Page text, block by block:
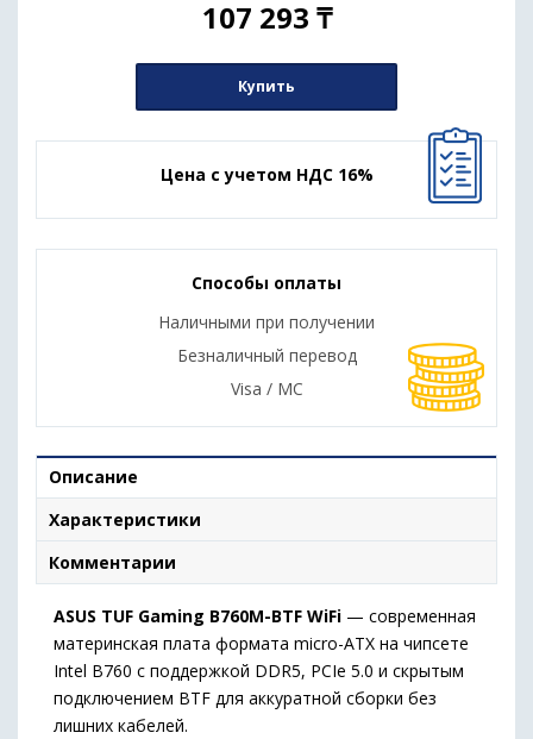
107 293 ₸
Купить
Цена с учетом НДС 16%
Способы оплаты
Наличными при получении
Безналичный перевод
Visa / MC
Описание
Характеристики
Комментарии
ASUS TUF Gaming B760M-BTF WiFi — современная
материнская плата формата micro-ATX на чипсете
Intel B760 с поддержкой DDR5, PCIe 5.0 и скрытым
подключением BTF для аккуратной сборки без
лишних кабелей.